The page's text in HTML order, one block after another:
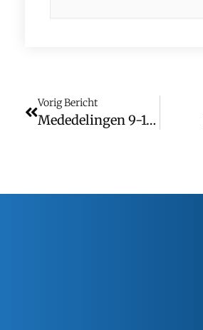
Vorig Bericht
Mededelingen 9-10 Juli